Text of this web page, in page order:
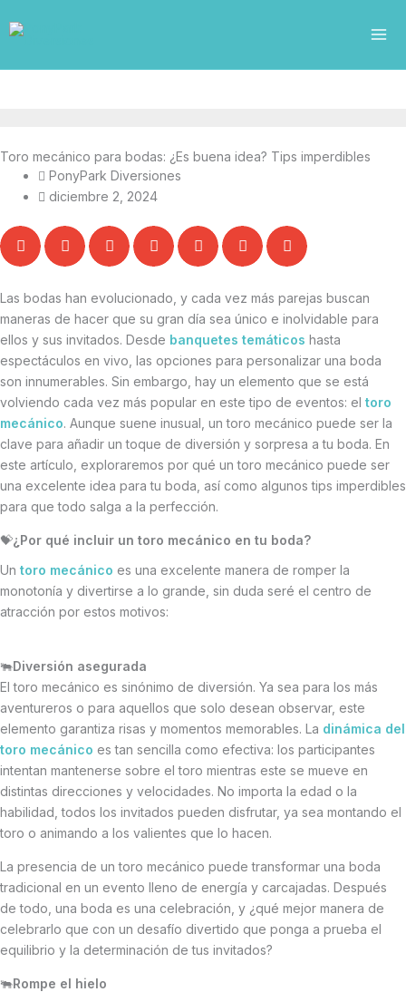
Toro mecánico para bodas: ¿Es buena idea? Tips imperdibles
PonyPark Diversiones
diciembre 2, 2024
Las bodas han evolucionado, y cada vez más parejas buscan
maneras de hacer que su gran día sea único e inolvidable para
ellos y sus invitados. Desde banquetes temáticos hasta
espectáculos en vivo, las opciones para personalizar una boda
son innumerables. Sin embargo, hay un elemento que se está
volviendo cada vez más popular en este tipo de eventos: el toro
mecánico. Aunque suene inusual, un toro mecánico puede ser la
clave para añadir un toque de diversión y sorpresa a tu boda. En
este artículo, exploraremos por qué un toro mecánico puede ser
una excelente idea para tu boda, así como algunos tips imperdibles
para que todo salga a la perfección.
💝¿Por qué incluir un toro mecánico en tu boda?
Un toro mecánico es una excelente manera de romper la
monotonía y divertirse a lo grande, sin duda seré el centro de
atracción por estos motivos:
🐃Diversión asegurada
El toro mecánico es sinónimo de diversión. Ya sea para los más
aventureros o para aquellos que solo desean observar, este
elemento garantiza risas y momentos memorables. La dinámica del
toro mecánico es tan sencilla como efectiva: los participantes
intentan mantenerse sobre el toro mientras este se mueve en
distintas direcciones y velocidades. No importa la edad o la
habilidad, todos los invitados pueden disfrutar, ya sea montando el
toro o animando a los valientes que lo hacen.
La presencia de un toro mecánico puede transformar una boda
tradicional en un evento lleno de energía y carcajadas. Después
de todo, una boda es una celebración, y ¿qué mejor manera de
celebrarlo que con un desafío divertido que ponga a prueba el
equilibrio y la determinación de tus invitados?
🐃Rompe el hielo